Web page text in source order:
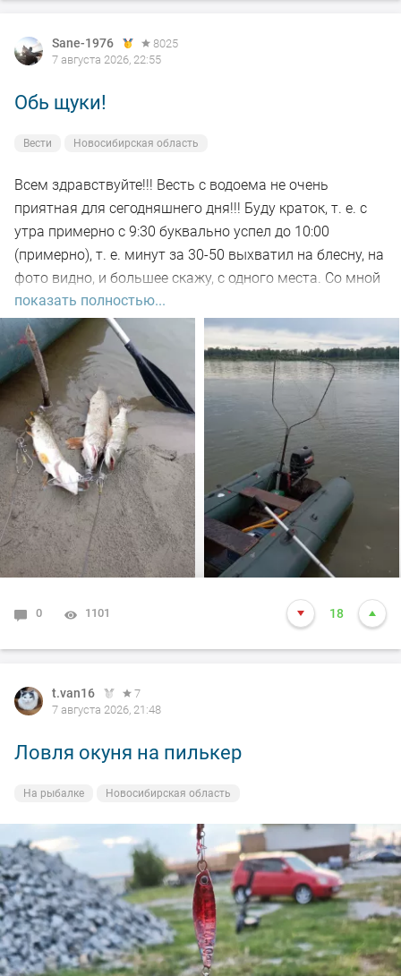
Sane-1976
8025
7 августа 2026, 22:55
Обь щуки!
Вести Новосибирская область
Всем здравствуйте!!! Весть с водоема не очень
приятная для сегодняшнего дня!!! Буду краток, т. е. с
утра примерно с 9:30 буквально успел до 10:00
(примерно), т. е. минут за 30-50 выхватил на блесну, на
фото видно, и большее скажу, с одного места. Со мной
был рыбак, который рыбачил с берега, т. е. я его увез
на остров на белую рыбу, а сам дальше, как обычно, по
корягам. Уже много написал)))). Так вот, сегодня
долбил до вечера выхода не как от слова совсем!!! Но
произошло не которое событие. Я предупредил деда
т.е собирайся домой, а сам от него 100м. И в отвес
между бревен я опустил блесну и понятно толи зацеп,
толи рыба, да оказалось опять дур махина, но я думаю
14-15 это точно. Так вот она меня помучила и я ее в
подскак, сильно ударила и в сплеск. Как так
получилось что в посадке осталась одна блесна. Ну и
как всегда вам нхнч!!!
показать полностью...
0 1101 18
t.van16
7
7 августа 2026, 21:48
Ловля окуня на пилькер
На рыбалке Новосибирская область